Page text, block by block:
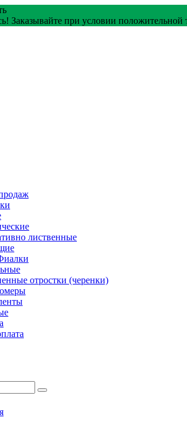
Заказывайте при условии положительной
лиственные
отростки (черенки)